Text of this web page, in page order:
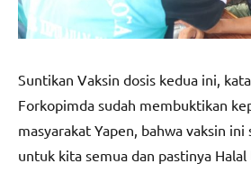
Suntikan Vaksin dosis kedua ini,
Forkopimda sudah membuktikan
masyarakat Yapen, bahwa vaksin ini
untuk kita semua dan pastinya Halal